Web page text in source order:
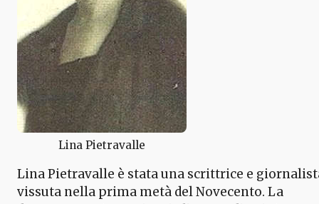
Lina Pietravalle
Lina Pietravalle è stata una scrittrice e
vissuta nella prima metà del Novecento. La